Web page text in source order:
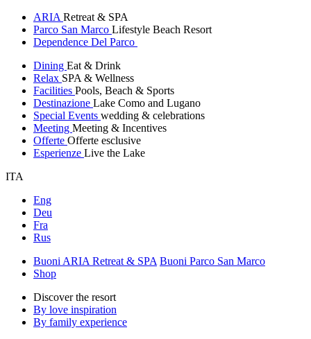
ARIA Retreat & SPA
Parco San Marco Lifestyle Beach Resort
Dependence Del Parco
Dining Eat & Drink
Relax SPA & Wellness
Facilities Pools, Beach & Sports
Destinazione Lake Como and Lugano
Special Events wedding & celebrations
Meeting Meeting & Incentives
Offerte Offerte esclusive
Esperienze Live the Lake
ITA
Eng
Deu
Fra
Rus
Buoni ARIA Retreat & SPA Buoni Parco San Marco
Shop
Discover the resort
By love inspiration
By family experience